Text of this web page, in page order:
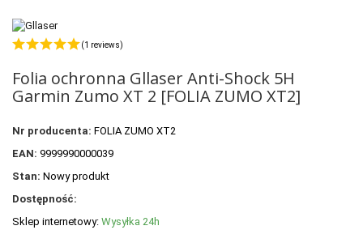
PROMOCJE
WYPRZEDAŻ
(1 reviews)
Folia ochronna Gllaser Anti-Shock 5H
Garmin Zumo XT 2 [FOLIA ZUMO XT2]
Nr producenta: FOLIA ZUMO XT2
EAN: 9999990000039
Stan: Nowy produkt
Dostępność:
Sklep internetowy: Wysyłka 24h